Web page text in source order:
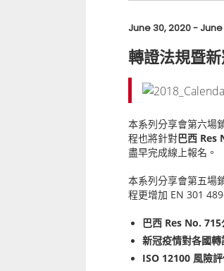
June 30, 2020 -
轉證法規暨
本系列分享會第六場
程也將針對巴西 Res
盡早完成線上報名。
本系列分享會第五場
程更增加 EN 301
巴西 Res No.
新冠疫情對各國
ISO 12100 風險